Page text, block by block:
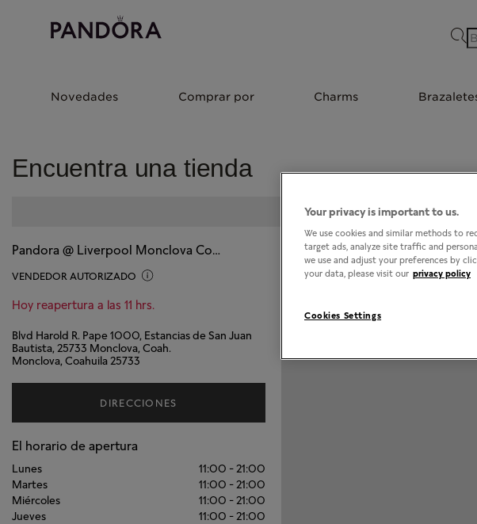
Novedades Comprar por Charms
Encuentra una tienda
PANDORA @
Pandora @ Liverpool Monclova Coahuila
VENDEDOR AUTORIZADO
Hoy reapertura a las 11 hrs.
Blvd Harold R. Pape 1000, Estancias de San Juan
Bautista, 25733 Monclova, Coah.
Monclova, Coahuila 25733
DIRECCIONES
El horario de apertura
Lunes 11:00 -21:00
Martes
11:00 -21:00
Miércoles
11:00 -21:00
Jueves
11:00 -21:00
Your privacy is important to us.
We use cookies and similar methods to
target ads, analyze site traffic and
we use and adjust your preferences by
your data, please visit our privacy policy
Cookies Settings